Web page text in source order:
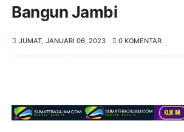
Bangun Jambi
JUMAT, JANUARI 06, 2023 0 KOMENTAR